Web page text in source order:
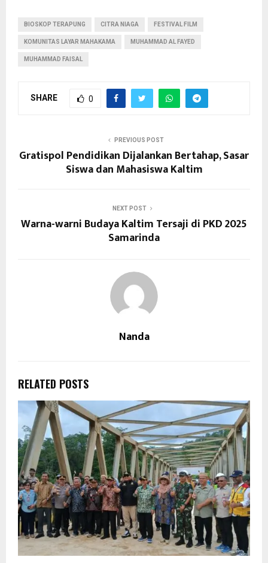
BIOSKOP TERAPUNG CITRA NIAGA FESTIVAL FILM
KOMUNITAS LAYAR MAHAKAMA MUHAMMAD AL FAYED
MUHAMMAD FAISAL
SHARE 0
PREVIOUS POST
Gratispol Pendidikan Dijalankan Bertahap, Sasar
Siswa dan Mahasiswa Kaltim
NEXT POST
Warna-warni Budaya Kaltim Tersaji di PKD 2025
Samarinda
Nanda
RELATED POSTS